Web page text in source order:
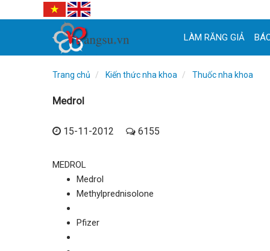
LÀM RĂNG GIẢ
Trang chủ Kiến thức nha khoa Thuốc nha khoa
Medrol
15-11-2012 6155
MEDROL
Medrol
Methylprednisolone
Pfizer